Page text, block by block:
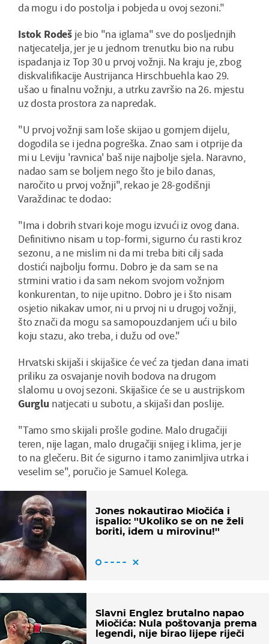
da mogu i do postolja i pobjeda u ovoj sezoni."
Istok Rodeš je bio "na iglama" sve do posljednjih
natjecatelja, jer je u jednom trenutku bio na rubu
ispadanja iz Top 30 u prvoj vožnji. Na kraju je, zbog
diskvalifikacije Austrijanca Hirschbuehla kao 29.
ušao u finalnu vožnju, a utrku završio na 26. mjestu
uz dosta prostora za napredak.
"U prvoj vožnji sam loše skijao u gornjem dijelu,
dogodila se i jedna pogreška. Znao sam i otprije da
mi u Leviju 'ravnica' baš nije najbolje sjela. Naravno,
nadao sam se boljem nego što je bilo danas,
naročito u prvoj vožnji", rekao je 28-godišnji
Varaždinac te dodao:
"Ima i dobrih stvari koje mogu izvući iz ovog dana.
Definitivno nisam u top-formi, sigurno ću rasti kroz
sezonu, a ne mislim ni da mi treba biti cilj sada
dostići najbolju formu. Dobro je da sam se na
strmini vratio i da sam nekom svojom vožnjom
konkurentan, to nije upitno. Dobro je i što nisam
osjetio nikakav umor, ni u prvoj ni u drugoj vožnji,
što znači da mogu sa samopouzdanjem ući u bilo
koju stazu, ako treba, i dužu od ove."
Hrvatski skijaši i skijašice će već za tjedan dana imati
priliku za osvajanje novih bodova na drugom
slalomu u ovoj sezoni. Skijašice će se u austrijskom
Gurglu natjecati u subotu, a skijaši dan poslije.
"Tamo smo skijali prošle godine. Malo drugačiji
teren, nije lagan, malo drugačiji snijeg i klima, jer je
to na glečeru. Bit će sigurno i tamo zanimljiva utrka i
veselim se", poručio je Samuel Kolega.
Jones nokautirao Miočića i
ispalio: ''Ukoliko se on ne želi
boriti, idem u mirovinu!''
Slavni Englez brutalno napao
Miočića: Nula poštovanja prema
legendi, nije birao lijepe riječi